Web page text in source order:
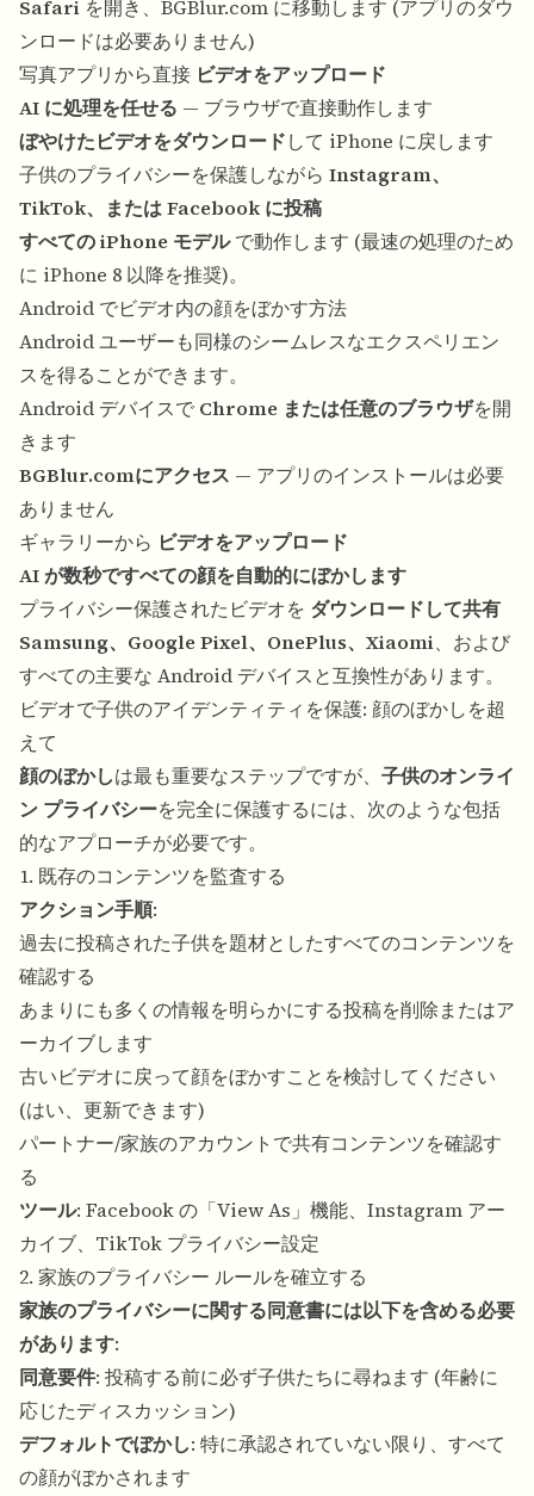
Safari を開き、BGBlur.com に移動します (アプリのダウ
ンロードは必要ありません)
写真アプリから直接 ビデオをアップロード
AI に処理を任せる — ブラウザで直接動作します
ぼやけたビデオをダウンロードして iPhone に戻します
子供のプライバシーを保護しながら Instagram、
TikTok、または Facebook に投稿
すべての iPhone モデルで動作します (最速の処理のため
に iPhone 8 以降を推奨)。
Android でビデオ内の顔をぼかす方法
Android ユーザーも同様のシームレスなエクスペリエン
スを得ることができます。
Android デバイスで Chrome または任意のブラウザを開
きます
BGBlur.comにアクセス — アプリのインストールは必要
ありません
ギャラリーから ビデオをアップロード
AI が数秒ですべての顔を自動的にぼかします
プライバシー保護されたビデオを ダウンロードして共有
Samsung、Google Pixel、OnePlus、Xiaomi、および
すべての主要な Android デバイスと互換性があります。
ビデオで子供のアイデンティティを保護: 顔のぼかしを超
えて
顔のぼかしは最も重要なステップですが、 子供のオンライ
ン プライバシーを完全に保護するには、次のような包括
的なアプローチが必要です。
1. 既存のコンテンツを監査する
アクション手順:
過去に投稿された子供を題材としたすべてのコンテンツを
確認する
あまりにも多くの情報を明らかにする投稿を削除またはア
ーカイブします
古いビデオに戻って顔をぼかすことを検討してください
(はい、更新できます)
パートナー/家族のアカウントで共有コンテンツを確認す
る
ツール: Facebook の「View As」機能、Instagram アー
カイブ、TikTok プライバシー設定
2. 家族のプライバシー ルールを確立する
家族のプライバシーに関する同意書には以下を含める必要
があります:
同意要件: 投稿する前に必ず子供たちに尋ねます (年齢に
応じたディスカッション)
デフォルトでぼかし: 特に承認されていない限り、すべて
の顔がぼかされます